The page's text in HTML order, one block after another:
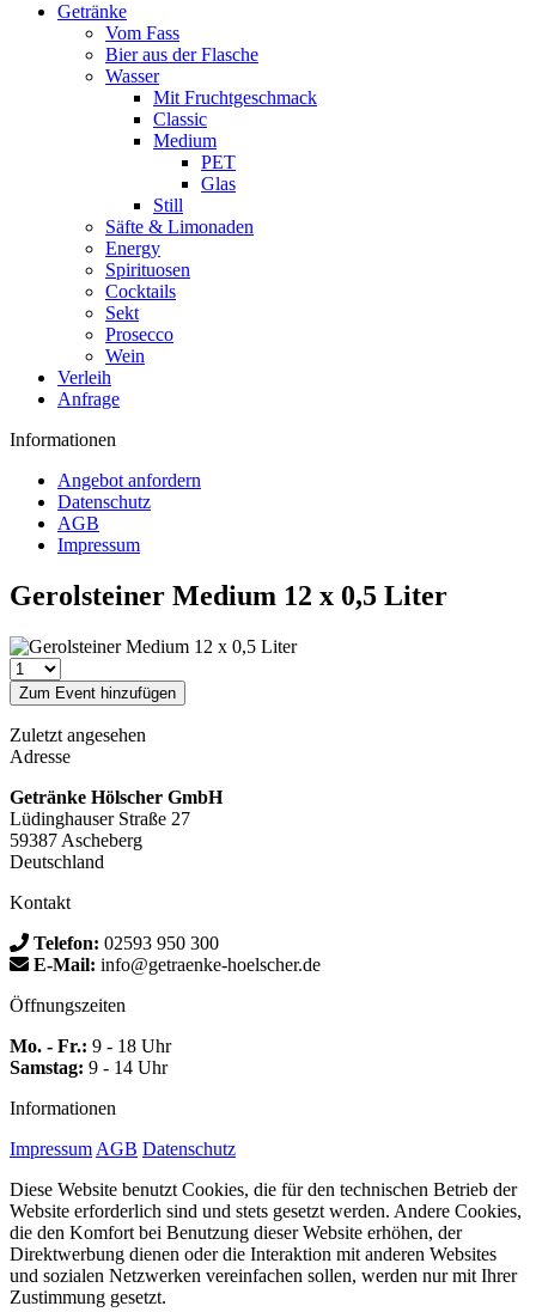
Getränke
Vom Fass
Bier aus der Flasche
Wasser
Mit Fruchtgeschmack
Classic
Medium
PET
Glas
Still
Säfte & Limonaden
Energy
Spirituosen
Cocktails
Sekt
Prosecco
Wein
Verleih
Anfrage
Informationen
Angebot anfordern
Datenschutz
AGB
Impressum
Gerolsteiner Medium 12 x 0,5 Liter
Zum Event hinzufügen
Zuletzt angesehen
Adresse
Getränke Hölscher GmbH
Lüdinghauser Straße 27
59387 Ascheberg
Deutschland
Kontakt
Telefon: 02593 950 300
E-Mail: info@getraenke-hoelscher.de
Öffnungszeiten
Mo. - Fr.: 9 - 18 Uhr
Samstag: 9 - 14 Uhr
Informationen
Impressum AGB Datenschutz
Diese Website benutzt Cookies, die für den technischen Betrieb der
Website erforderlich sind und stets gesetzt werden. Andere Cookies,
die den Komfort bei Benutzung dieser Website erhöhen, der
Direktwerbung dienen oder die Interaktion mit anderen Websites
und sozialen Netzwerken vereinfachen sollen, werden nur mit Ihrer
Zustimmung gesetzt.